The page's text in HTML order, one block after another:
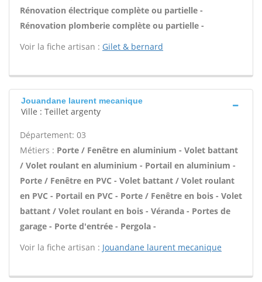
Rénovation électrique complète ou partielle -
Rénovation plomberie complète ou partielle -
Voir la fiche artisan : Gilet & bernard
Jouandane laurent mecanique
Ville : Teillet argenty
Département: 03
Métiers : Porte / Fenêtre en aluminium - Volet battant
/ Volet roulant en aluminium - Portail en aluminium -
Porte / Fenêtre en PVC - Volet battant / Volet roulant
en PVC - Portail en PVC - Porte / Fenêtre en bois - Volet
battant / Volet roulant en bois - Véranda - Portes de
garage - Porte d'entrée - Pergola -
Voir la fiche artisan : Jouandane laurent mecanique